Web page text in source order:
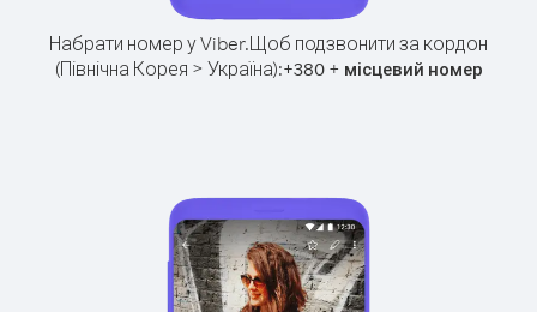
Набрати номер у Viber.Щоб подзвонити за кордон
(Північна Корея > Україна):+380+ місцевий номер